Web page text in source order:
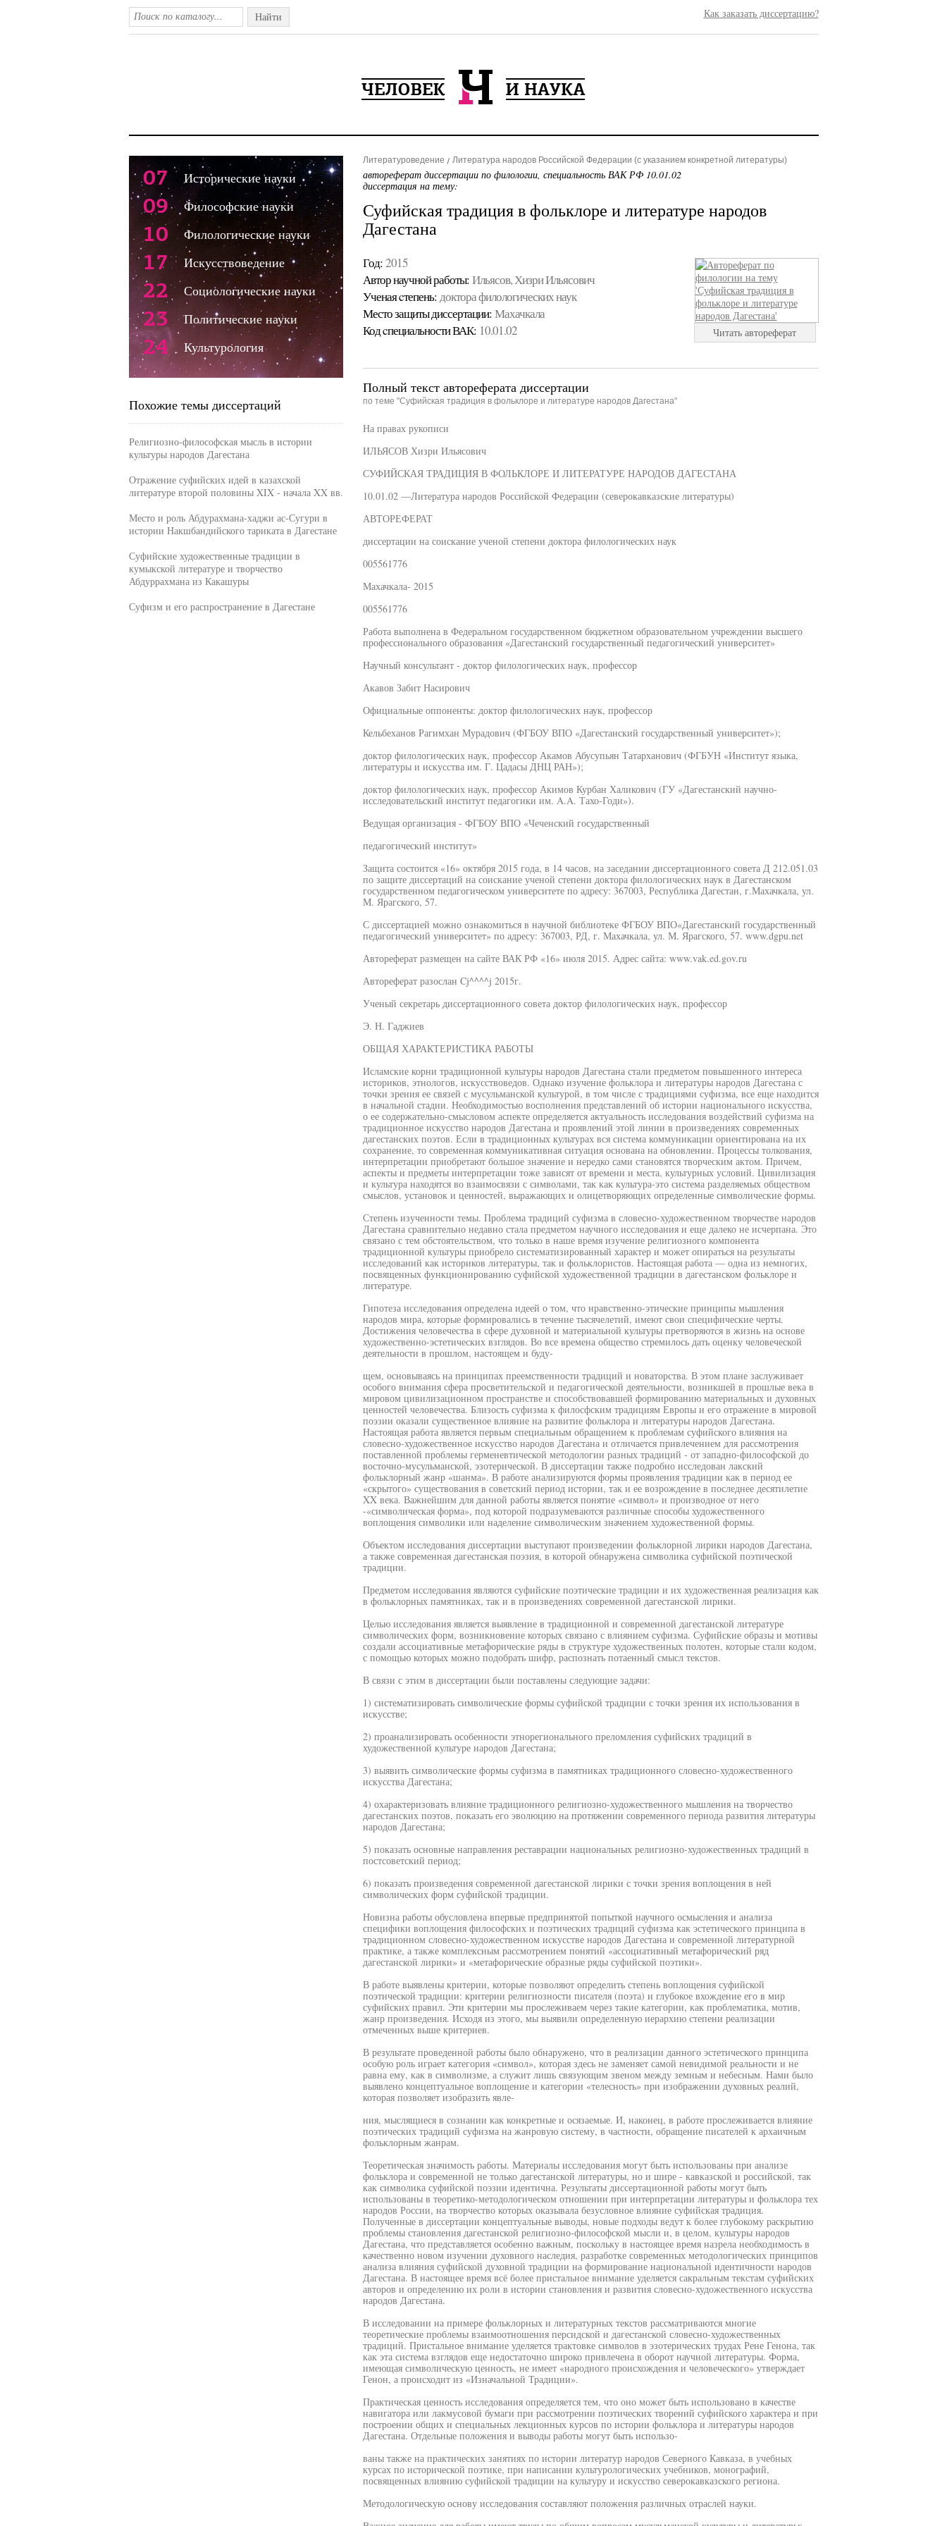
Найти Как заказать диссертацию?
Литературоведение Литература народов Российской Федерации (с указанием конкретной литературы)
автореферат диссертации по филологии, специальность ВАК РФ 10.01.02
диссертация на тему:
Суфийская традиция в фольклоре и литературе народов
Дагестана
Год: 2015
Автор научной работы: Ильясов, Хизри Ильясович
Ученая cтепень: доктора филологических наук
Место защиты диссертации: Махачкала
Код cпециальности ВАК: 10.01.02 Читать автореферат
Полный текст автореферата диссертации
по теме "Суфийская традиция в фольклоре и литературе народов Дагестана"
На правах рукописи
ИЛЬЯСОВ Хизри Ильясович
СУФИЙСКАЯ ТРАДИЦИЯ В ФОЛЬКЛОРЕ И ЛИТЕРАТУРЕ НАРОДОВ ДАГЕСТАНА
10.01.02 —Литература народов Российской Федерации (северокавказские литературы)
АВТОРЕФЕРАТ
диссертации на соискание ученой степени доктора филологических наук
005561776
Махачкала- 2015
005561776
Работа выполнена в Федеральном государственном бюджетном образовательном учреждении высшего
профессионального образования «Дагестанский государственный педагогический университет»
Научный консультант - доктор филологических наук, профессор
Акавов Забит Насирович
Официальные оппоненты: доктор филологических наук, профессор
Кельбеханов Рагимхан Мурадович (ФГБОУ ВПО «Дагестанский государственный университет»);
доктор филологических наук, профессор Акамов Абусупьян Татарханович (ФГБУН «Институт языка,
литературы и искусства им. Г. Цадасы ДНЦ РАН»);
доктор филологических наук, профессор Акимов Курбан Халикович (ГУ «Дагестанский научно-
исследовательский институт педагогики им. A.A. Тахо-Годи»).
Ведущая организация - ФГБОУ ВПО «Чеченский государственный
педагогический институт»
Защита состоится «16» октября 2015 года, в 14 часов, на заседании диссертационного совета Д 212.051.03
по защите диссертаций на соискание ученой степени доктора филологических наук в Дагестанском
государственном педагогическом университете по адресу: 367003, Республика Дагестан, г.Махачкала, ул.
М. Ярагского, 57.
С диссертацией можно ознакомиться в научной библиотеке ФГБОУ ВПО«Дагестанский государственный
педагогический университет» по адресу: 367003, РД, г. Махачкала, ул. М. Ярагского, 57. www.dgpu.net
Автореферат размещен на сайте ВАК РФ «16» июля 2015. Адрес сайта: www.vak.ed.gov.ru
Автореферат разослан Cj^^^^j 2015г.
Ученый секретарь диссертационного совета доктор филологических наук, профессор
Э. Н. Гаджиев
ОБЩАЯ ХАРАКТЕРИСТИКА РАБОТЫ
Исламские корни традиционной культуры народов Дагестана стали предметом повышенного интереса
историков, этнологов, искусствоведов. Однако изучение фольклора и литературы народов Дагестана с
точки зрения ее связей с мусульманской культурой, в том числе с традициями суфизма, все еще находится
в начальной стадии. Необходимостью восполнения представлений об истории национального искусства,
о ее содержательно-смысловом аспекте определяется актуальность исследования воздействий суфизма на
традиционное искусство народов Дагестана и проявлений этой линии в произведениях современных
дагестанских поэтов. Если в традиционных культурах вся система коммуникации ориентирована на их
сохранение, то современная коммуникативная ситуация основана на обновлении. Процессы толкования,
интерпретации приобретают большое значение и нередко сами становятся творческим актом. Причем,
аспекты и предметы интерпретации тоже зависят от времени и места, культурных условий. Цивилизация
и культура находятся во взаимосвязи с символами, так как культура-это система разделяемых обществом
смыслов, установок и ценностей, выражающих и олицетворяющих определенные символические формы.
Степень изученности темы. Проблема традиций суфизма в словесно-художественном творчестве народов
Дагестана сравнительно недавно стала предметом научного исследования и еще далеко не исчерпана. Это
связано с тем обстоятельством, что только в наше время изучение религиозного компонента
традиционной культуры приобрело систематизированный характер и может опираться на результаты
исследований как историков литературы, так и фольклористов. Настоящая работа — одна из немногих,
посвященных функционированию суфийской художественной традиции в дагестанском фольклоре и
литературе.
Гипотеза исследования определена идеей о том, что нравственно-этические принципы мышления
народов мира, которые формировались в течение тысячелетий, имеют свои специфические черты.
Достижения человечества в сфере духовной и материальной культуры претворяются в жизнь на основе
художественно-эстетических взглядов. Во все времена общество стремилось дать оценку человеческой
деятельности в прошлом, настоящем и буду-
щем, основываясь на принципах преемственности традиций и новаторства. В этом плане заслуживает
особого внимания сфера просветительской и педагогической деятельности, возникшей в прошлые века в
мировом цивилизационном пространстве и способствовавшей формированию материальных и духовных
ценностей человечества. Близость суфизма к филосфским традициям Европы и его отражение в мировой
поэзии оказали существенное влияние на развитие фольклора и литературы народов Дагестана.
Настоящая работа является первым специальным обращением к проблемам суфийского влияния на
словесно-художественное искусство народов Дагестана и отличается привлечением для рассмотрения
поставленной проблемы герменевтической методологии разных традиций - от западно-философской до
восточно-мусульманской, эзотерической. В диссертации также подробно исследован лакский
фольклорный жанр «шанма». В работе анализируются формы проявления традиции как в период ее
«скрытого» существования в советский период истории, так и ее возрождение в последнее десятилетие
XX века. Важнейшим для данной работы является понятие «символ» и производное от него
-«символическая форма», под которой подразумеваются различные способы художественного
воплощения символики или наделение символическим значением художественной формы.
Объектом исследования диссертации выступают произведении фольклорной лирики народов Дагестана,
а также современная дагестанская поэзия, в которой обнаружена символика суфийской поэтической
традиции.
Предметом исследования являются суфийские поэтические традиции и их художественная реализация как
в фольклорных памятниках, так и в произведениях современной дагестанской лирики.
Целью исследования является выявление в традиционной и современной дагестанской литературе
символических форм, возникновение которых связано с влиянием суфизма. Суфийские образы и мотивы
создали ассоциативные метафорические ряды в структуре художественных полотен, которые стали кодом,
с помощью которых можно подобрать шифр, распознать потаенный смысл текстов.
В связи с этим в диссертации были поставлены следующие задачи:
1) систематизировать символические формы суфийской традиции с точки зрения их использования в
искусстве;
2) проанализировать особенности этнорегионального преломления суфийских традиций в
художественной культуре народов Дагестана;
3) выявить символические формы суфизма в памятниках традиционного словесно-художественного
искусства Дагестана;
4) охарактеризовать влияние традиционного религиозно-художественного мышления на творчество
дагестанских поэтов, показать его эволюцию на протяжении современного периода развития литературы
народов Дагестана;
5) показать основные направления реставрации национальных религиозно-художественных традиций в
постсоветский период;
6) показать произведения современной дагестанской лирики с точки зрения воплощения в ней
символических форм суфийской традиции.
Новизна работы обусловлена впервые предпринятой попыткой научного осмысления и анализа
специфики воплощения философских и поэтических традиций суфизма как эстетического принципа в
традиционном словесно-художественном искусстве народов Дагестана и современной литературной
практике, а также комплексным рассмотрением понятий «ассоциативный метафорический ряд
дагестанской лирики» и «метафорические образные ряды суфийской поэтики».
В работе выявлены критерии, которые позволяют определить степень воплощения суфийской
поэтической традиции: критерии религиозности писателя (поэта) и глубокое вхождение его в мир
суфийских правил. Эти критерии мы прослеживаем через такие категории, как проблематика, мотив,
жанр произведения. Исходя из этого, мы выявили определенную иерархию степени реализации
отмеченных выше критериев.
В результате проведенной работы было обнаружено, что в реализации данного эстетического принципа
особую роль играет категория «символ», которая здесь не заменяет самой невидимой реальности и не
равна ему, как в символизме, а служит лишь связующим звеном между земным и небесным. Нами было
выявлено концептуальное воплощение и категории «телесность» при изображении духовных реалий,
которая позволяет изобразить явле-
ния, мыслящиеся в сознании как конкретные и осязаемые. И, наконец, в работе прослеживается влияние
поэтических традиций суфизма на жанровую систему, в частности, обращение писателей к архаичным
фольклорным жанрам.
Теоретическая значимость работы. Материалы исследования могут быть использованы при анализе
фольклора и современной не только дагестанской литературы, но и шире - кавказской и российской, так
как символика суфийской поэзии идентична. Результаты диссертационной работы могут быть
использованы в теоретико-методологическом отношении при интерпретации литературы и фольклора тех
народов России, на творчество которых оказывала безусловное влияние суфийская традиция.
Полученные в диссертации концептуальные выводы, новые подходы ведут к более глубокому раскрытию
проблемы становления дагестанской религиозно-философской мысли и, в целом, культуры народов
Дагестана, что представляется особенно важным, поскольку в настоящее время назрела необходимость в
качественно новом изучении духовного наследия, разработке современных методологических принципов
анализа влияния суфийской духовной традиции на формирование национальной идентичности народов
Дагестана. В настоящее время всё более пристальное внимание уделяется сакральным текстам суфийских
авторов и определению их роли в истории становления и развития словесно-художественного искусства
народов Дагестана.
В исследовании на примере фольклорных и литературных текстов рассматриваются многие
теоретические проблемы взаимоотношения персидской и дагестанской словесно-художественных
традиций. Пристальное внимание уделяется трактовке символов в эзотерических трудах Рене Генона, так
как эта система взглядов еще недостаточно широко привлечена в оборот научной литературы. Форма,
имеющая символическую ценность, не имеет «народного происхождения и человеческого» утверждает
Генон, а происходит из «Изначальной Традиции».
Практическая ценность исследования определяется тем, что оно может быть использовано в качестве
навигатора или лакмусовой бумаги при рассмотрении поэтических творений суфийского характера и при
построении общих и специальных лекционных курсов по истории фольклора и литературы народов
Дагестана. Отдельные положения и выводы работы могут быть использо-
ваны также на практических занятиях по истории литератур народов Северного Кавказа, в учебных
курсах по исторической поэтике, при написании культурологических учебников, монографий,
посвященных влиянию суфийской традиции на культуру и искусство северокавказского региона.
Методологическую основу исследования составляют положения различных отраслей науки.
07 Исторические науки
09 Философские науки
10 Филологические науки
17 Искусствоведение
22 Социологические науки
23 Политические науки
24 Культурология
Похожие темы диссертаций
Религиозно-философская мысль в истории
культуры народов Дагестана
Отражение суфийских идей в казахской
литературе второй половины XIX - начала XX вв.
Место и роль Абдурахмана-хаджи ас-Сугури в
истории Накшбандийского тариката в Дагестане
Суфийские художественные традиции в
кумыкской литературе и творчество
Абдуррахмана из Какашуры
Суфизм и его распространение в Дагестане